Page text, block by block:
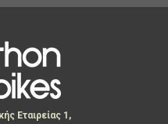
Εταιρείας 1,